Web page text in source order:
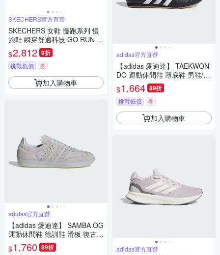
SKECHERS官方直營
SKECHERS 女鞋 慢跑系列 慢
跑鞋 瞬穿舒適科技 GO RUN C
ONSISTENT PRO - 129783NT
PR
$2,812 9折
挑戰低價 券
加入購物車
adidas官方直營
【adidas 愛迪達】 SAMBA OG
運動休閒鞋 德訓鞋 滑板 復古
女鞋 - Originals JI2728
$1,760 89折
adidas官方直營
【adidas 愛迪達】 TAEKWON
DO 運動休閒鞋 薄底鞋 男鞋/女
鞋 - Originals JQ4775
$1,664 89折
挑戰低價 券
加入購物車
adidas官方直營